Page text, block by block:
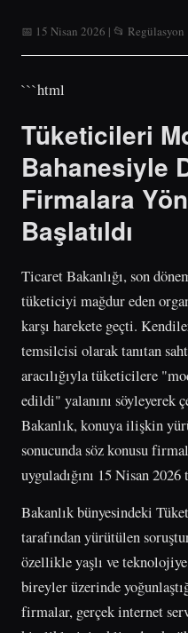
📅 15 Nisan 2026 | 📂 Regülasyon
```html
Tüketicileri
Bahanesiyle
Firmalara
Başlatıldı
Ticaret Bakanlığı, son
tüketiciyi mağdur eden
karşı harekete geçti.
temsilcisi olarak tanıtan
aracılığıyla tüketicilere
edildi" yalanını söyleyerek
Bakanlık, konuya ilişkin
sonucunda söz konusu
uyguladığını 15 Nisan
Bakanlık bünyesindeki
tarafından yürütülen
özellikle yaşlı ve
bireyler üzerinde
firmalar, gerçek internet